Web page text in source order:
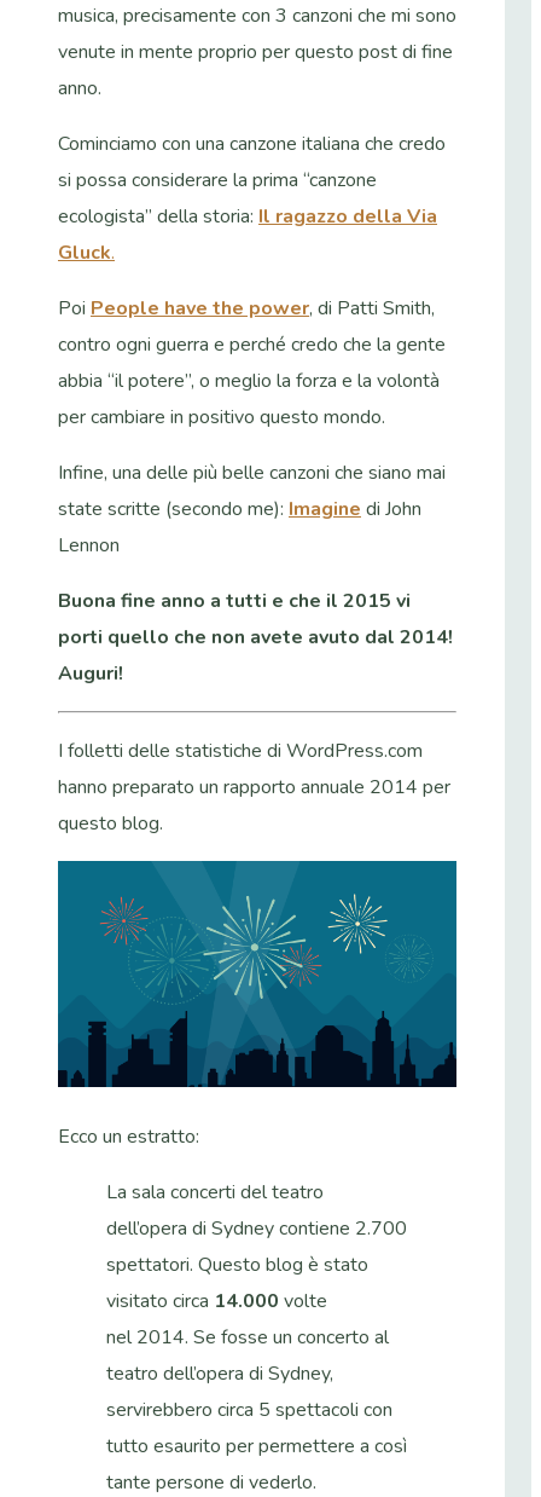
musica, precisamente con 3 canzoni che mi sono
venute in mente proprio per questo post di fine
anno.
Cominciamo con una canzone italiana che credo
si possa considerare la prima “canzone
ecologista” della storia: Il ragazzo della Via
Gluck.
Poi People have the power, di Patti Smith,
contro ogni guerra e perché credo che la gente
abbia “il potere”, o meglio la forza e la volontà
per cambiare in positivo questo mondo.
Infine, una delle più belle canzoni che siano mai
state scritte (secondo me): Imagine di John
Lennon
Buona fine anno a tutti e che il 2015 vi
porti quello che non avete avuto dal 2014!
Auguri!
I folletti delle statistiche di WordPress.com
hanno preparato un rapporto annuale 2014 per
questo blog.
Ecco un estratto:
La sala concerti del teatro
dell’opera di Sydney contiene 2.700
spettatori. Questo blog è stato
visitato circa 14.000 volte
nel 2014. Se fosse un concerto al
teatro dell’opera di Sydney,
servirebbero circa 5 spettacoli con
tutto esaurito per permettere a così
tante persone di vederlo.